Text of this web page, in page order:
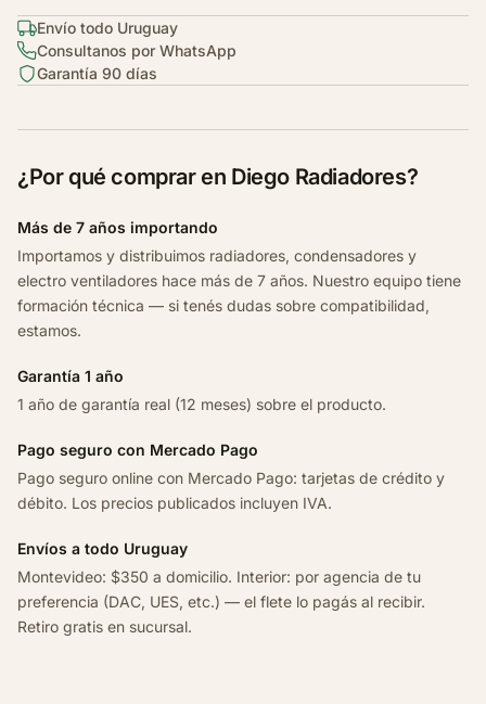
o
n
C
h
r
o
l
e
t
O
n
x
J
y
2
0
6
1
.
0
Envío todo Uruguay
Consultanos por WhatsApp
Garantía 90 días
¿Por qué comprar en Diego Radiadores?
Más de 7 años importando
Importamos y distribuimos radiadores, condensadores y
electro ventiladores hace más de 7 años. Nuestro equipo tiene
formación técnica — si tenés dudas sobre compatibilidad,
estamos.
Garantía 1 año
1 año de garantía real (12 meses) sobre el producto.
Pago seguro con Mercado Pago
Pago seguro online con Mercado Pago: tarjetas de crédito y
débito. Los precios publicados incluyen IVA.
Envíos a todo Uruguay
Montevideo: $350 a domicilio. Interior: por agencia de tu
preferencia (DAC, UES, etc.) — el flete lo pagás al recibir.
Retiro gratis en sucursal.